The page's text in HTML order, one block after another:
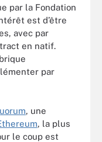
par la Fondation
est d’être
avec par
en natif.
par
, une
, la plus
le coup est